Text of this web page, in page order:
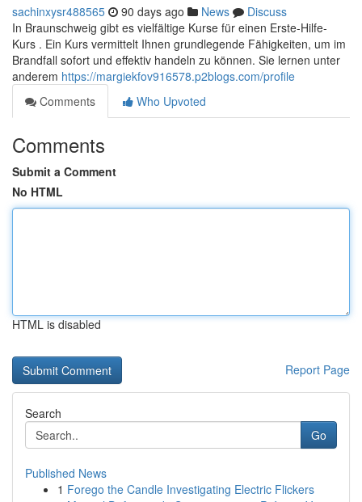
sachinxysr488565 90 days ago News
Discuss
In Braunschweig gibt es vielfältige Kurse für einen Erste-Hilfe-
Kurs . Ein Kurs vermittelt Ihnen grundlegende Fähigkeiten, um im
Brandfall sofort und effektiv handeln zu können. Sie lernen unter
anderem https://margiekfov916578.p2blogs.com/profile
Comments
Who Upvoted
Comments
Submit a Comment
No HTML
HTML is disabled
Report Page
Search
Go
Published News
1 Forego the Candle Investigating Electric Flickers